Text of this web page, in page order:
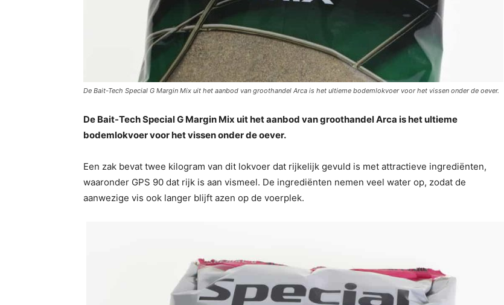
De Bait-Tech Special G Margin Mix uit het aanbod van groothandel Arca is het ultieme bodemlokvoer voor het vissen onder de oever.
De Bait-Tech Special G Margin Mix uit het aanbod van groothandel Arca is het ultieme
bodemlokvoer voor het vissen onder de oever.
Een zak bevat twee kilogram van dit lokvoer dat rijkelijk gevuld is met attractieve ingrediënten,
waaronder GPS 90 dat rijk is aan vismeel. De ingrediënten nemen veel water op, zodat de
aanwezige vis ook langer blijft azen op de voerplek.